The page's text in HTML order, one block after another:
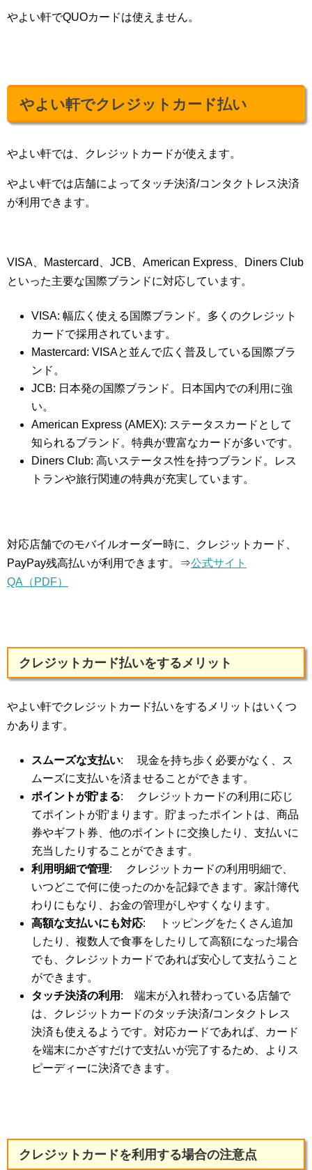
やよい軒でQUOカードは使えません。
やよい軒でクレジットカード払い
やよい軒では、クレジットカードが使えます。
やよい軒では店舗によってタッチ決済/コンタクトレス決済
が利用できます。
VISA、Mastercard、JCB、American Express、Diners Club
といった主要な国際ブランドに対応しています。
VISA: 幅広く使える国際ブランド。多くのクレジット
カードで採用されています。
Mastercard: VISAと並んで広く普及している国際ブラ
ンド。
JCB: 日本発の国際ブランド。日本国内での利用に強
い。
American Express (AMEX): ステータスカードとして
知られるブランド。特典が豊富なカードが多いです。
Diners Club: 高いステータス性を持つブランド。レス
トランや旅行関連の特典が充実しています。
対応店舗でのモバイルオーダー時に、クレジットカード、
PayPay残高払いが利用できます。⇒公式サイト
QA（PDF）
クレジットカード払いをするメリット
やよい軒でクレジットカード払いをするメリットはいくつ
かあります。
スムーズな支払い: 現金を持ち歩く必要がなく、ス
ムーズに支払いを済ませることができます。
ポイントが貯まる: クレジットカードの利用に応じ
てポイントが貯まります。貯まったポイントは、商品
券やギフト券、他のポイントに交換したり、支払いに
充当したりすることができます。
利用明細で管理: クレジットカードの利用明細で、
いつどこで何に使ったのかを記録できます。家計簿代
わりにもなり、お金の管理がしやすくなります。
高額な支払いにも対応: トッピングをたくさん追加
したり、複数人で食事をしたりして高額になった場合
でも、クレジットカードであれば安心して支払うこと
ができます。
タッチ決済の利用 : 端末が入れ替わっている店舗で
は、クレジットカードのタッチ決済/コンタクトレス
決済も使えるようです。対応カードであれば、カード
を端末にかざすだけで支払いが完了するため、よりス
ピーディーに決済できます。
クレジットカードを利用する場合の注意点